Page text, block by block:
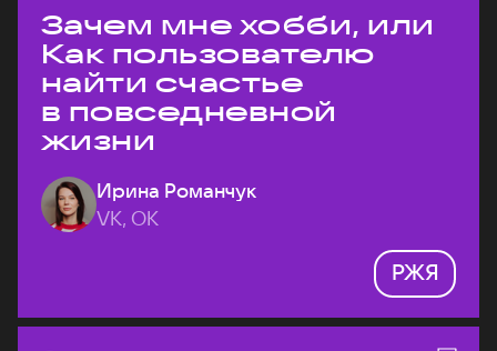
Зачем мне хобби, или
Как пользователю
найти счастье
в повседневной
жизни
Ирина Романчук
VK, ОК
РЖЯ